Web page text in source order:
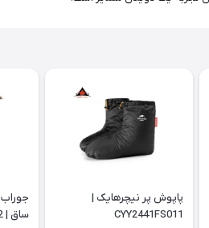
پاپوش پر نیچرهایک |
CYY2441FS011
ساق | NH20FS002